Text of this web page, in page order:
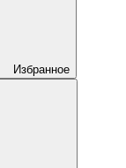
Избранное